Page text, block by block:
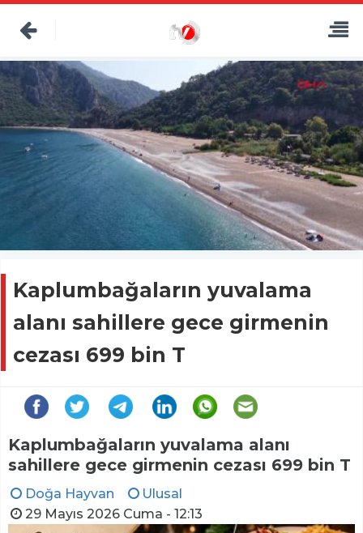
Kaplumbağaların yuvalama
alanı sahillere gece girmenin
cezası 699 bin T
Kaplumbağaların yuvalama alanı
sahillere gece girmenin cezası 699 bin T
Doğa Hayvan
Ulusal
29 Mayıs 2026 Cuma - 12:13